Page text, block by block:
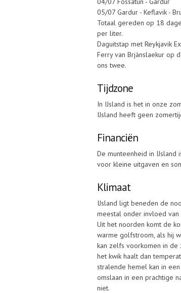
05/07 Gardur - Keflavik -
Totaal gereden op 18
per liter.
Daguitstap met Reykjavik
Ferry van Brjànslaekur op
ons twee.
Tijdzone
In IJsland is het in onze
IJsland heeft geen
Financiën
De munteenheid in IJsland
voor kleine uitgaven en
Klimaat
IJsland ligt beneden de
meestal onder invloed
Uit het noorden komt de
warme golfstroom, als hij
kan zelfs voorkomen in de
het kwik haalt dan
stralende hemel kan in
omslaan in een prachtige
niet.